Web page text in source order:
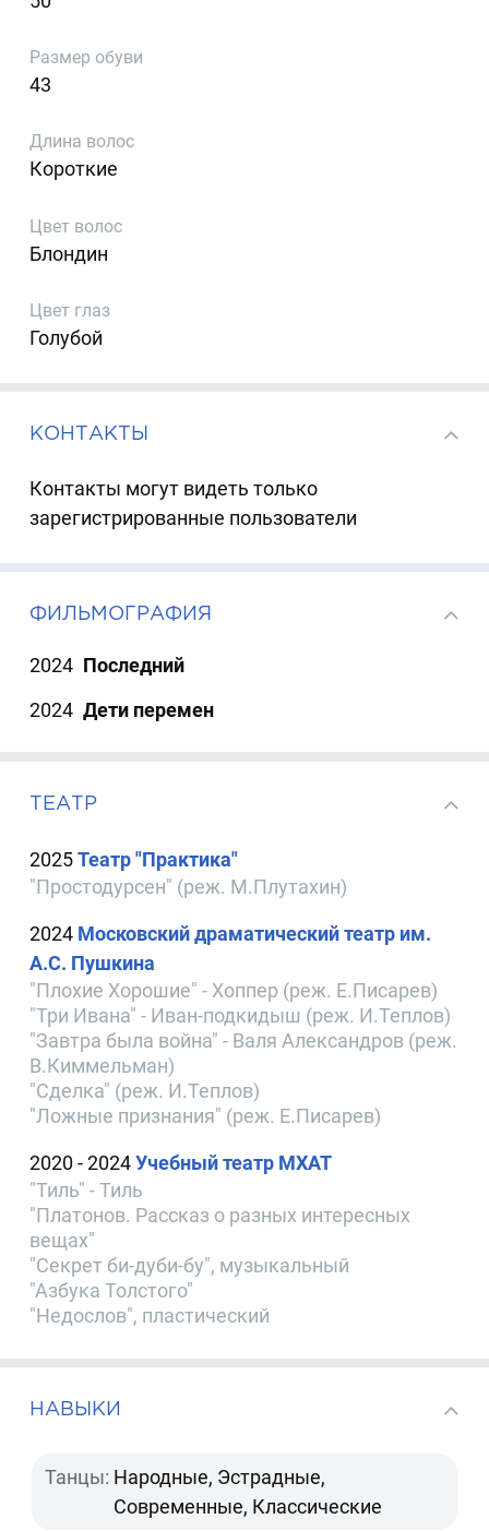
Размер обуви
43
Длина волос
Короткие
Цвет волос
Блондин
Цвет глаз
Голубой
КОНТАКТЫ
Контакты могут видеть только
зарегистрированные пользователи
ФИЛЬМОГРАФИЯ
2024 Последний
2024 Дети перемен
ТЕАТР
2025Театр "Практика"
"Простодурсен" (реж. М.Плутахин)
2024 Московский драматический театр им.
А.С. Пушкина
"Плохие Хорошие" - Хоппер (реж. Е.Писарев)
"Три Ивана" - Иван-подкидыш (реж. И.Теплов)
"Завтра была война" - Валя Александров (реж.
В.Киммельман)
"Сделка" (реж. И.Теплов)
"Ложные признания" (реж. Е.Писарев)
2020 - 2024Учебный театр МХАТ
"Тиль" - Тиль
"Платонов. Рассказ о разных интересных
вещах"
"Секрет би-дуби-бу", музыкальный
"Азбука Толстого"
"Недослов", пластический
НАВЫКИ
Танцы: Народные, Эстрадные,
Современные, Классические